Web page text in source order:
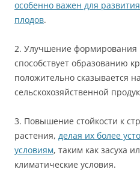
особенно важен для
плодов.
2. Улучшение формирования
способствует образованию
положительно сказывается
сельскохозяйственной
3. Повышение стойкости к
растения, делая их более
условиям, таким как засуха
климатические условия.